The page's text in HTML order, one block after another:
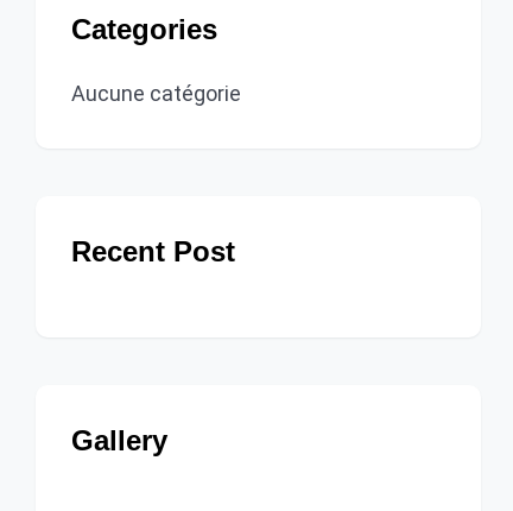
Categories
Aucune catégorie
Recent Post
Gallery